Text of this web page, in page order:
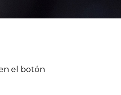
el botón